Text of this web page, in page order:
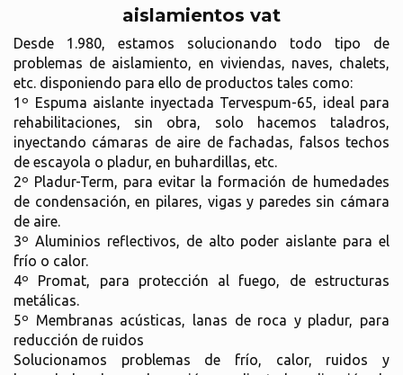
aislamientos vat
Desde 1.980, estamos solucionando todo tipo de
problemas de aislamiento, en viviendas, naves, chalets,
etc. disponiendo para ello de productos tales como:
1º Espuma aislante inyectada Tervespum-65, ideal para
rehabilitaciones, sin obra, solo hacemos taladros,
inyectando cámaras de aire de fachadas, falsos techos
de escayola o pladur, en buhardillas, etc.
2º Pladur-Term, para evitar la formación de humedades
de condensación, en pilares, vigas y paredes sin cámara
de aire.
3º Aluminios reflectivos, de alto poder aislante para el
frío o calor.
4º Promat, para protección al fuego, de estructuras
metálicas.
5º Membranas acústicas, lanas de roca y pladur, para
reducción de ruidos
Solucionamos problemas de frío, calor, ruidos y